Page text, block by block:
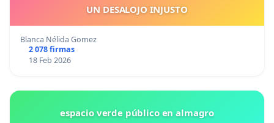
UN DESALOJO INJUSTO
Blanca Nélida Gomez
2 078 firmas
18 Feb 2026
espacio verde público en almagro